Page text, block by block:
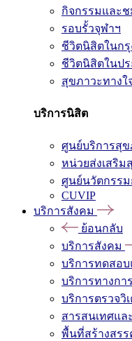
กิจกรรมและ
รอบรั้วจุฬาฯ
ชีวิตนิสิตในกรุ
ชีวิตนิสิตในปร
สุขภาวะทางใ
บริการนิสิต
ศูนย์บริการสุ
หน่วยส่งเสริม
ศูนย์นวัตกรรม
CUVIP
บริการสังคม
ย้อนกลับ
บริการสังคม
บริการทดสอบ
บริการทางกา
บริการตรวจ
สารสนเทศแล
พื้นที่สร้างสรร